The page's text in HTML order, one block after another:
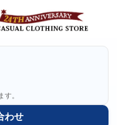
。
わせ